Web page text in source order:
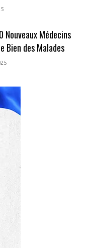
Nouveaux Médecins
Bien des Malades